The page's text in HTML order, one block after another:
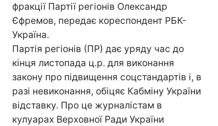
фракції Партії регіонів Олександр
Єфремов, передає кореспондент РБК-
Україна.
Партія регіонів (ПР) дає уряду час до
кінця листопада ц.р. для виконання
закону про підвищення соцстандартів і, в
разі невиконання, обіцяє Кабміну України
відставку. Про це журналістам в
кулуарах Верховної Ради України